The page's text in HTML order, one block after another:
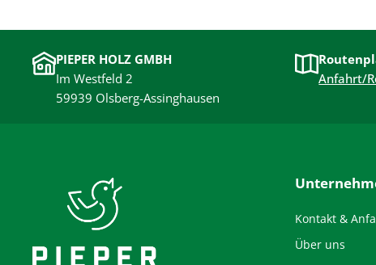
PIEPER HOLZ GMBH
Im Westfeld 2
59939 Olsberg-Assinghausen
Anfahrt/
Kontakt &
Über uns